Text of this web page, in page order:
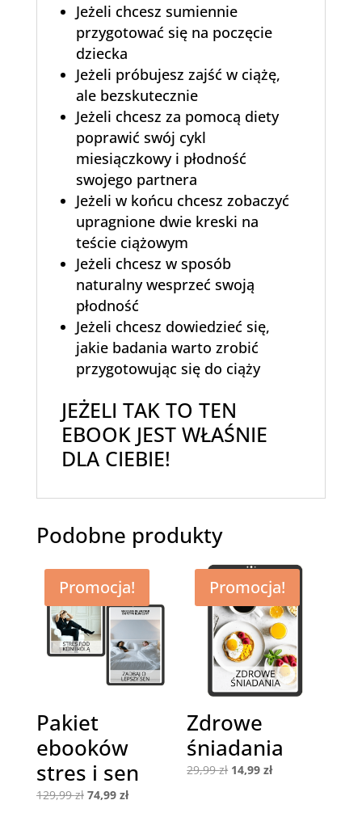
Jeżeli chcesz sumiennie
przygotować się na poczęcie
dziecka
Jeżeli próbujesz zajść w ciążę,
ale bezskutecznie
Jeżeli chcesz za pomocą diety
poprawić swój cykl
miesiączkowy i płodność
swojego partnera
Jeżeli w końcu chcesz zobaczyć
upragnione dwie kreski na
teście ciążowym
Jeżeli chcesz w sposób
naturalny wesprzeć swoją
płodność
Jeżeli chcesz dowiedzieć się,
jakie badania warto zrobić
przygotowując się do ciąży
JEŻELI TAK TO TEN
EBOOK JEST WŁAŚNIE
DLA CIEBIE!
Podobne produkty
Promocja!
Pakiet
ebooków
stres i sen
129,99zł Pierwotna
74,99 złAktualna
Promocja!
Zdrowe
śniadania
29,99zł Pierwotna
14,99złAktualna